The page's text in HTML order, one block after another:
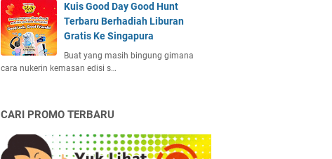
Kuis Good Day Good Hunt
Terbaru Berhadiah Liburan
Gratis Ke Singapura
Buat yang masih bingung gimana
cara nukerin kemasan edisi s…
CARI PROMO TERBARU